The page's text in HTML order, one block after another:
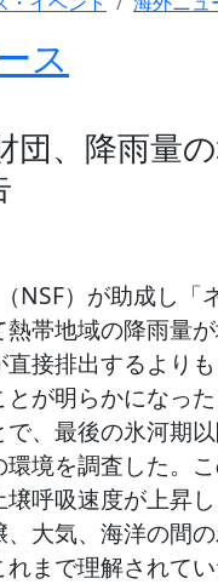
ス
団、降雨量
NSF）が助成し
帯地域の降雨量
直接排出するより
が明らかになっ
で、最後の氷河期
環境を調査した。
呼吸速度が上昇
、大気、海洋の間
れまで理解されて